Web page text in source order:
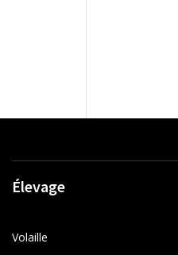
Élevage
Volaille